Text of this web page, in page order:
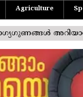
Agriculture